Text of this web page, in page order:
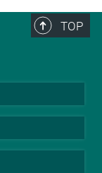
TOP